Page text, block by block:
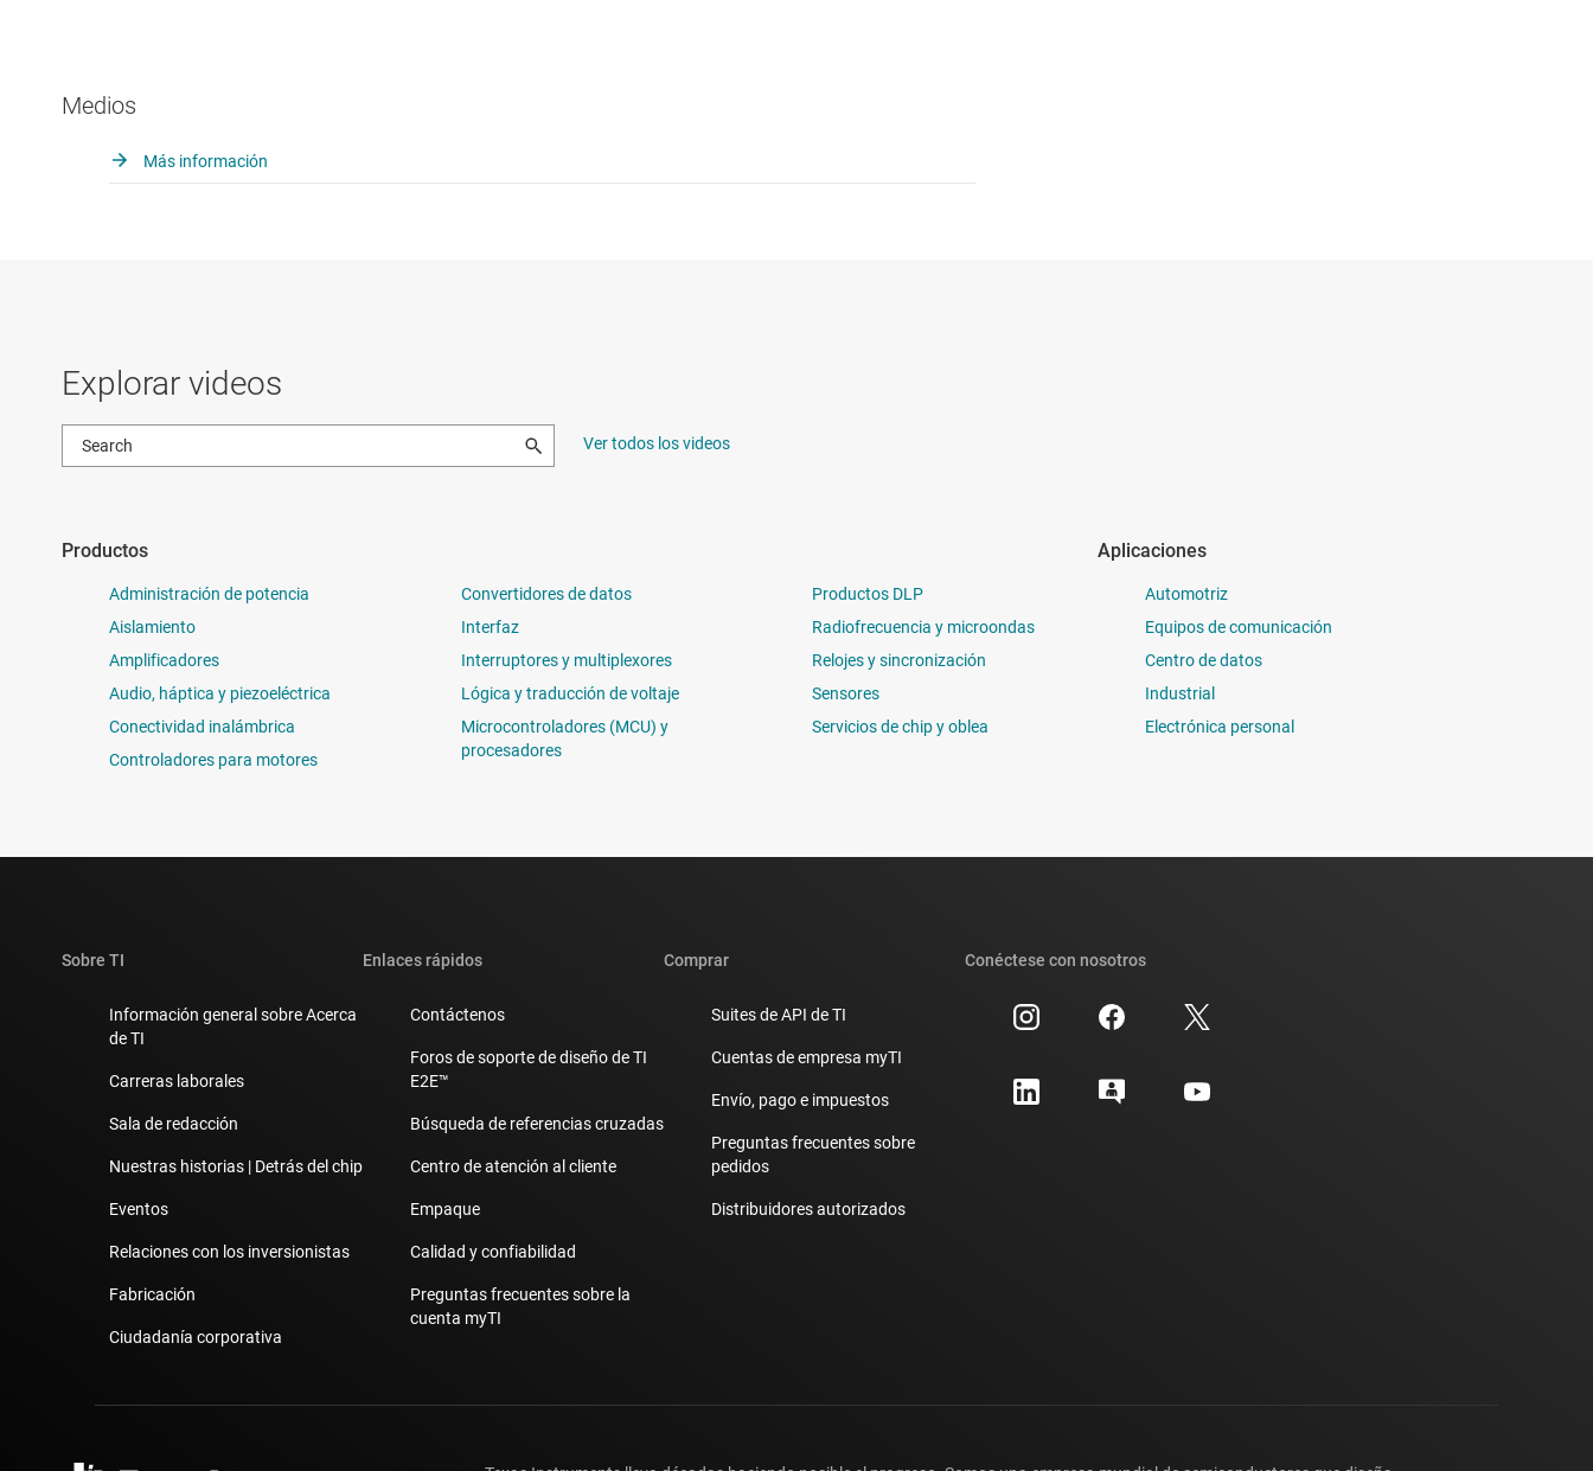
Medios
Más información
Explorar videos
Ver todos los videos
Productos
Administración de potencia
Aislamiento
Amplificadores
Audio, háptica y piezoeléctrica
Conectividad inalámbrica
Controladores para motores
Convertidores de datos
Interfaz
Interruptores y multiplexores
Lógica y traducción de voltaje
Microcontroladores (MCU) y
procesadores
Productos DLP
Radiofrecuencia y microondas
Relojes y sincronización
Sensores
Servicios de chip y oblea
Aplicaciones
Automotriz
Equipos de comunicación
Centro de datos
Industrial
Electrónica personal
Sobre TI
Información general sobre Acerca
de TI
Carreras laborales
Sala de redacción
Nuestras historias | Detrás del chip
Eventos
Relaciones con los inversionistas
Fabricación
Ciudadanía corporativa
Enlaces rápidos
Contáctenos
Foros de soporte de diseño de TI
E2E™
Búsqueda de referencias cruzadas
Centro de atención al cliente
Empaque
Calidad y confiabilidad
Preguntas frecuentes sobre la
cuenta myTI
Comprar
Suites de API de TI
Cuentas de empresa myTI
Envío, pago e impuestos
Preguntas frecuentes sobre
pedidos
Distribuidores autorizados
Conéctese con nosotros